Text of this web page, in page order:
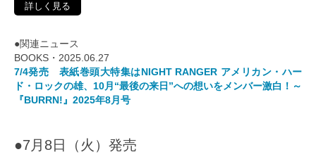
詳しく見る
●関連ニュース
BOOKS・2025.06.27
7/4発売 表紙巻頭大特集はNIGHT RANGER アメリカン・ハー
ド・ロックの雄、10月“最後の来日”への想いをメンバー激白！～
『BURRN!』2025年8月号
●7月8日（火）発売